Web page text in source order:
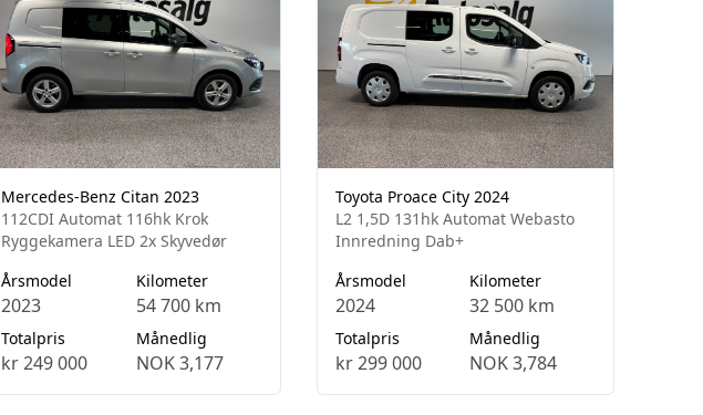
Mercedes-Benz Citan 2023
112CDI Automat 116hk Krok
Ryggekamera LED 2x Skyvedør
Årsmodel
2023
Kilometer
54 700 km
Totalpris
kr 249 000
Månedlig
NOK 3,177
Toyota Proace City 2024
L2 1,5D 131hk Automat Webasto
Innredning Dab+
Årsmodel
2024
Kilometer
32 500 km
Totalpris
kr 299 000
Månedlig
NOK 3,784